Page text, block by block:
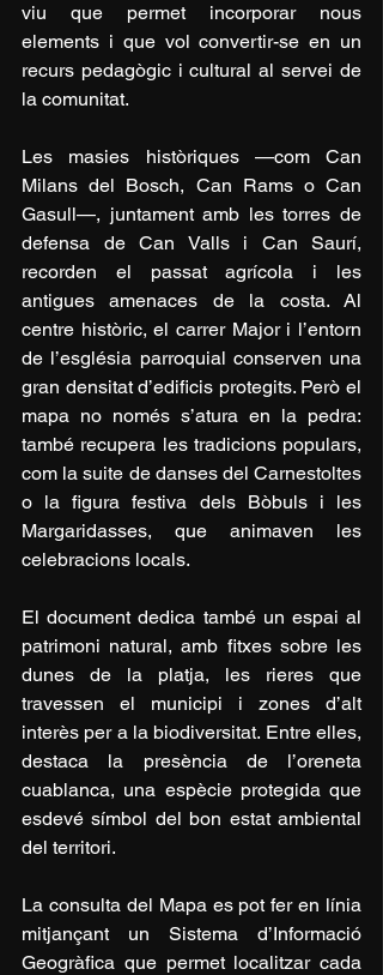
viu que permet incorporar nous
elements i que vol convertir-se en un
recurs pedagògic i cultural al servei de
la comunitat.
Les masies històriques —com Can
Milans del Bosch, Can Rams o Can
Gasull—, juntament amb les torres de
defensa de Can Valls i Can Saurí,
recorden el passat agrícola i les
antigues amenaces de la costa. Al
centre històric, el carrer Major i l’entorn
de l’església parroquial conserven una
gran densitat d’edificis protegits. Però el
mapa no només s’atura en la pedra:
també recupera les tradicions populars,
com la suite de danses del Carnestoltes
o la figura festiva dels Bòbuls i les
Margaridasses, que animaven les
celebracions locals.
El document dedica també un espai al
patrimoni natural, amb fitxes sobre les
dunes de la platja, les rieres que
travessen el municipi i zones d’alt
interès per a la biodiversitat. Entre elles,
destaca la presència de l’oreneta
cuablanca, una espècie protegida que
esdevé símbol del bon estat ambiental
del territori.
La consulta del Mapa es pot fer en línia
mitjançant un Sistema d’Informació
Geogràfica que permet localitzar cada